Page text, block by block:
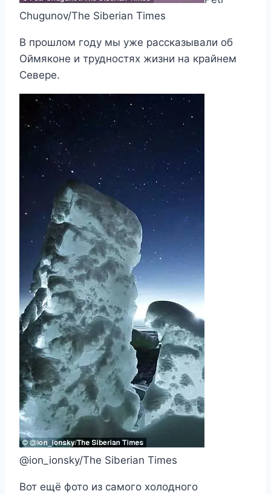
Chugunov/The Siberian Times
В прошлом году мы уже рассказывали об
Оймяконе и трудностях жизни на крайнем
Севере.
@ion_ionsky/The Siberian Times
Вот ещё фото из самого холодного